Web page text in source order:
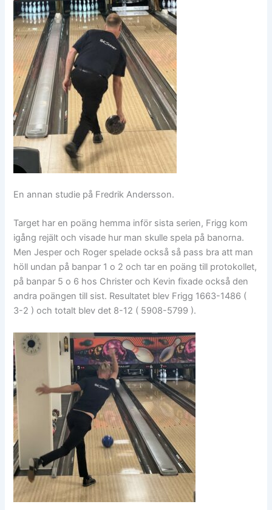
En annan studie på Fredrik Andersson.
Target har en poäng hemma inför sista serien, Frigg kom
igång rejält och visade hur man skulle spela på banorna.
Men Jesper och Roger spelade också så pass bra att man
höll undan på banpar 1 o 2 och tar en poäng till protokollet,
på banpar 5 o 6 hos Christer och Kevin fixade också den
andra poängen till sist. Resultatet blev Frigg 1663-1486 (
3-2 ) och totalt blev det 8-12 ( 5908-5799 ).